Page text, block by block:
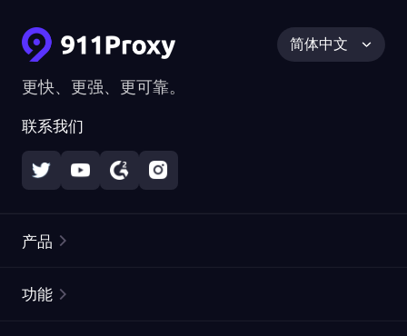
更快、更强、更可靠。
联系我们
简体中文
产品
功能